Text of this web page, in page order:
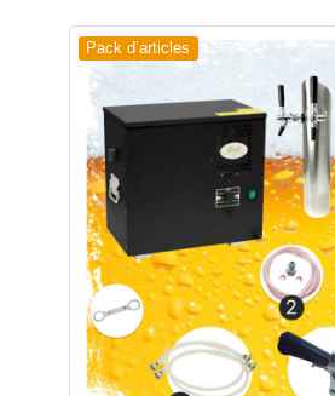
Pack d’articles